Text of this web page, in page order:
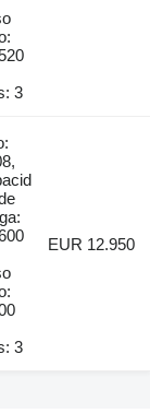
3
3
EUR 12.950